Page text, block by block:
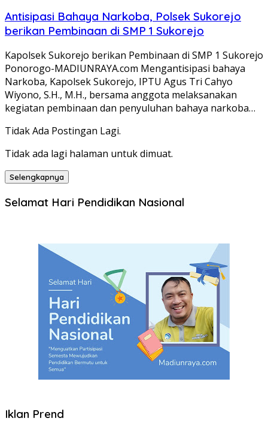
Antisipasi Bahaya Narkoba, Polsek Sukorejo
berikan Pembinaan di SMP 1 Sukorejo
Kapolsek Sukorejo berikan Pembinaan di SMP 1 Sukorejo
Ponorogo-MADIUNRAYA.com Mengantisipasi bahaya
Narkoba, Kapolsek Sukorejo, IPTU Agus Tri Cahyo
Wiyono, S.H., M.H., bersama anggota melaksanakan
kegiatan pembinaan dan penyuluhan bahaya narkoba…
Tidak Ada Postingan Lagi.
Tidak ada lagi halaman untuk dimuat.
Selengkapnya
Selamat Hari Pendidikan Nasional
Iklan Prend